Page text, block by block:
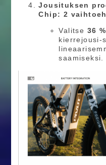
Jousituksen
Chip: 2
Valitse 36 %
kierrejousi-
saamiseksi.